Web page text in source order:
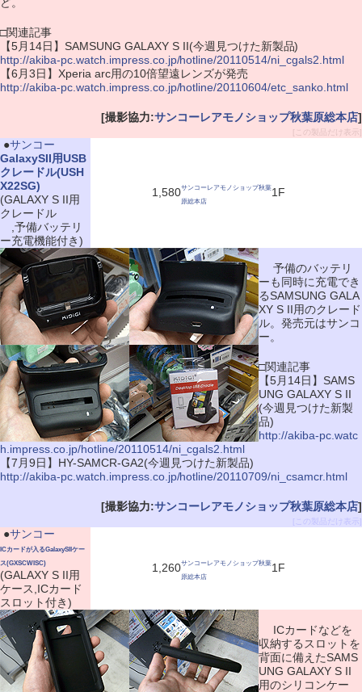
□関連記事
【5月14日】SAMSUNG GALAXY S II(今週見つけた新製品)
http://akiba-pc.watch.impress.co.jp/hotline/20110514/ni_cgals2.html
【6月3日】Xperia arc用の10倍望遠レンズが発売
http://akiba-pc.watch.impress.co.jp/hotline/20110604/etc_sanko.html
[撮影協力:サンコーレアモノショップ秋葉原総本店]
[この製品だけ表示]
●サンコー
GalaxySII用USB
クレードル(USH
X22SG)
(GALAXY S II用
クレードル
,予備バッテリ
ー充電機能付き)
1,580サンコーレアモノショップ秋葉
原総本店
1F
予備のバッテリ
ーも同時に充電でき
るSAMSUNG GALA
XY S II用のクレード
ル。発売元はサンコ
ー。
□関連記事
【5月14日】SAMS
UNG GALAXY S II
(今週見つけた新製
品)
http://akiba-pc.watc
h.impress.co.jp/hotline/20110514/ni_cgals2.html
【7月9日】HY-SAMCR-GA2(今週見つけた新製品)
http://akiba-pc.watch.impress.co.jp/hotline/20110709/ni_csamcr.html
[撮影協力:サンコーレアモノショップ秋葉原総本店]
[この製品だけ表示]
●サンコー
ICカードが入るGalaxySIIケー
ス(GXSCWISC)
(GALAXY S II用
ケース,ICカード
スロット付き)
1,260サンコーレアモノショップ秋葉
原総本店
1F
ICカードなどを
収納するスロットを
背面に備えたSAMS
UNG GALAXY S II
用のシリコンケー